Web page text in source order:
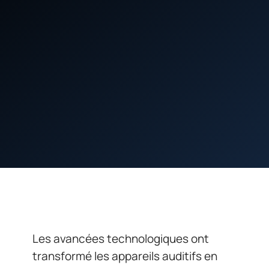
Les avancées technologiques ont
transformé les appareils auditifs en